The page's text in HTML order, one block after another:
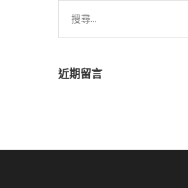
搜
尋
鍵
近期留言